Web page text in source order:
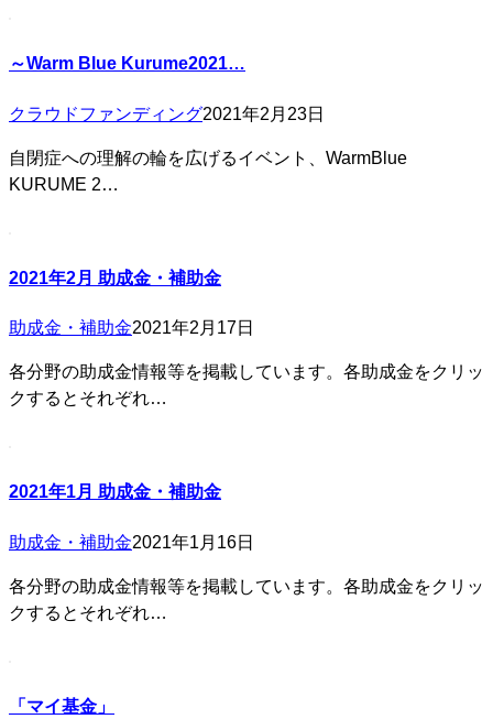
～Warm Blue Kurume2021…
クラウドファンディング2021年2月23日
自閉症への理解の輪を広げるイベント、WarmBlue
KURUME 2…
2021年2月 助成金・補助金
助成金・補助金2021年2月17日
各分野の助成金情報等を掲載しています。各助成金をクリッ
クするとそれぞれ…
2021年1月 助成金・補助金
助成金・補助金2021年1月16日
各分野の助成金情報等を掲載しています。各助成金をクリッ
クするとそれぞれ…
「マイ基金」